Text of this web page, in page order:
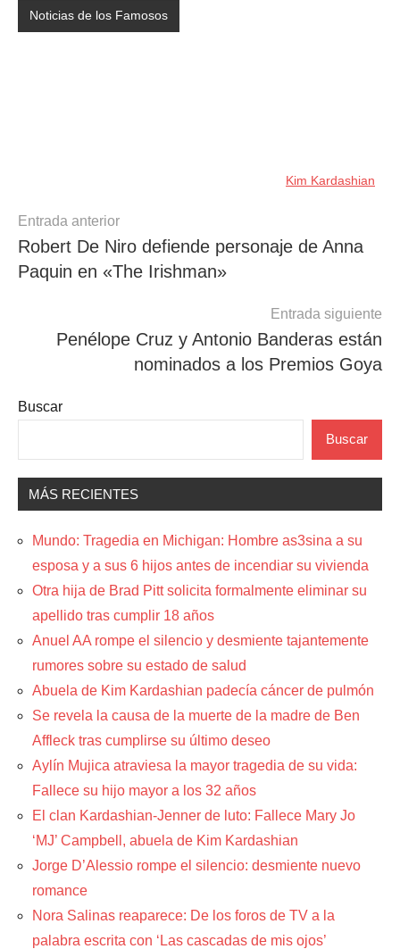
Noticias de los Famosos
Kim Kardashian
Navegación
de
entradas
Entrada anterior
Robert De Niro defiende personaje de Anna
Paquin en «The Irishman»
Entrada siguiente
Penélope Cruz y Antonio Banderas están
nominados a los Premios Goya
Buscar
Buscar
MÁS RECIENTES
Mundo: Tragedia en Michigan: Hombre as3sina a su
esposa y a sus 6 hijos antes de incendiar su vivienda
Otra hija de Brad Pitt solicita formalmente eliminar su
apellido tras cumplir 18 años
Anuel AA rompe el silencio y desmiente tajantemente
rumores sobre su estado de salud
Abuela de Kim Kardashian padecía cáncer de pulmón
Se revela la causa de la muerte de la madre de Ben
Affleck tras cumplirse su último deseo
Aylín Mujica atraviesa la mayor tragedia de su vida:
Fallece su hijo mayor a los 32 años
El clan Kardashian-Jenner de luto: Fallece Mary Jo
‘MJ’ Campbell, abuela de Kim Kardashian
Jorge D’Alessio rompe el silencio: desmiente nuevo
romance
Nora Salinas reaparece: De los foros de TV a la
palabra escrita con ‘Las cascadas de mis ojos’